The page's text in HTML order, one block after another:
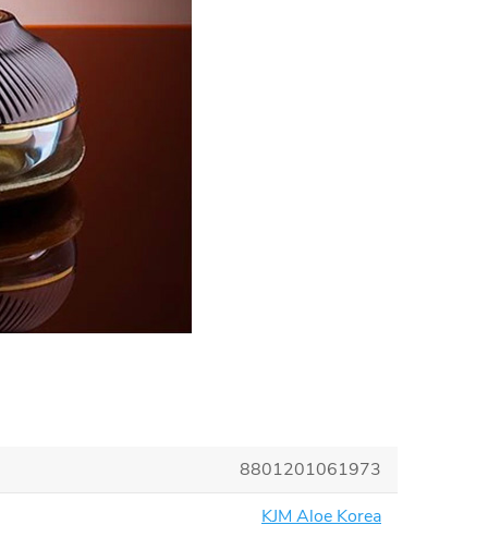
8801201061973
KJM Aloe Korea